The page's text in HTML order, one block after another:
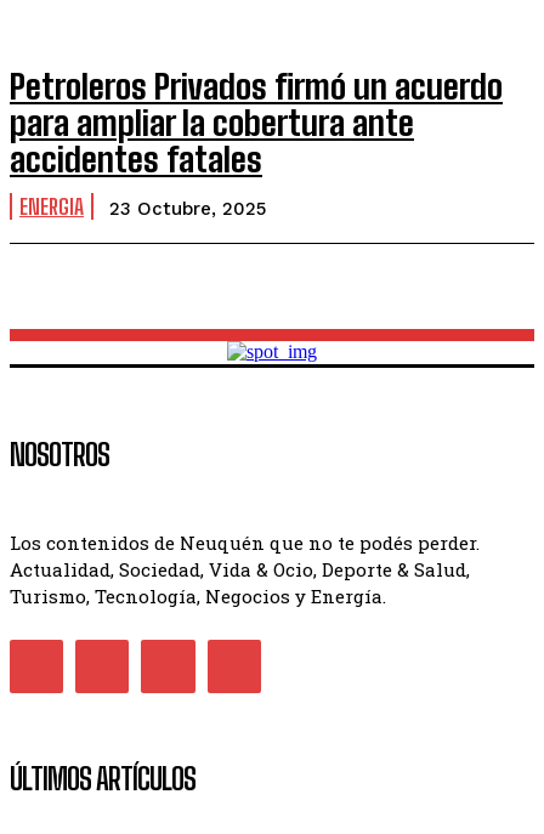
Petroleros Privados firmó un acuerdo
para ampliar la cobertura ante
accidentes fatales
ENERGIA 23 Octubre, 2025
NOSOTROS
Los contenidos de Neuquén que no te podés perder.
Actualidad, Sociedad, Vida & Ocio, Deporte & Salud,
Turismo, Tecnología, Negocios y Energía.
ÚLTIMOS ARTÍCULOS